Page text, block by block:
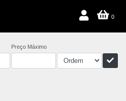
0
Preço Máximo